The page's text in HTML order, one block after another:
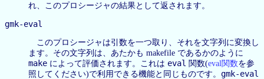
れ、このプロシージャの結果として返されます。
gmk-eval
このプロシージャは引数を一つ取り、それを文字列に変換し
ます。その文字列は、あたかも makefile であるかのように
make によって評価されます。これは eval 関数(eval関数を参
照してください)で利用できる機能と同じものです。 gmk-eval